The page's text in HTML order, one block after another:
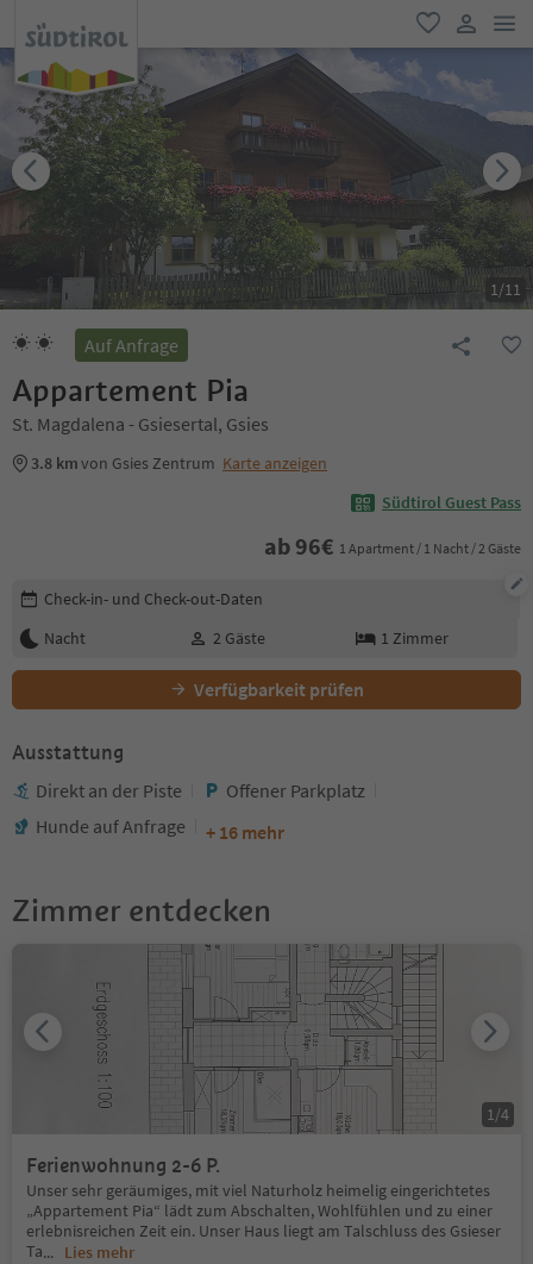
favorit
user link
1/11
Auf Anfrage
Appartement Pia
St. Magdalena - Gsiesertal, Gsies
3.8 kmvon Gsies Zentrum Karte anzeigen
Südtirol Guest Pass
ab 96€ 1 Apartment / 1 Nacht / 2 Gäste
Buchungsdetails bearbeiten
Check-in- und Check-out-Daten
Nacht
2 Gäste 1 Zimmer
Verfügbarkeit prüfen
Ausstattung
Direkt an der Piste
Offener Parkplatz
Hunde auf Anfrage
+ 16 mehr
Zimmer entdecken
Ferienwohnung 2-6 P.
Unser sehr geräumiges, mit viel Naturholz heimelig eingerichtetes
„Appartement Pia“ lädt zum Abschalten, Wohlfühlen und zu einer
erlebnisreichen Zeit ein. Unser Haus liegt am Talschluss des Gsieser
Ta... Lies mehr
1 /4